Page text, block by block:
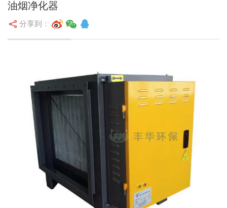
油烟净化器
分享到：